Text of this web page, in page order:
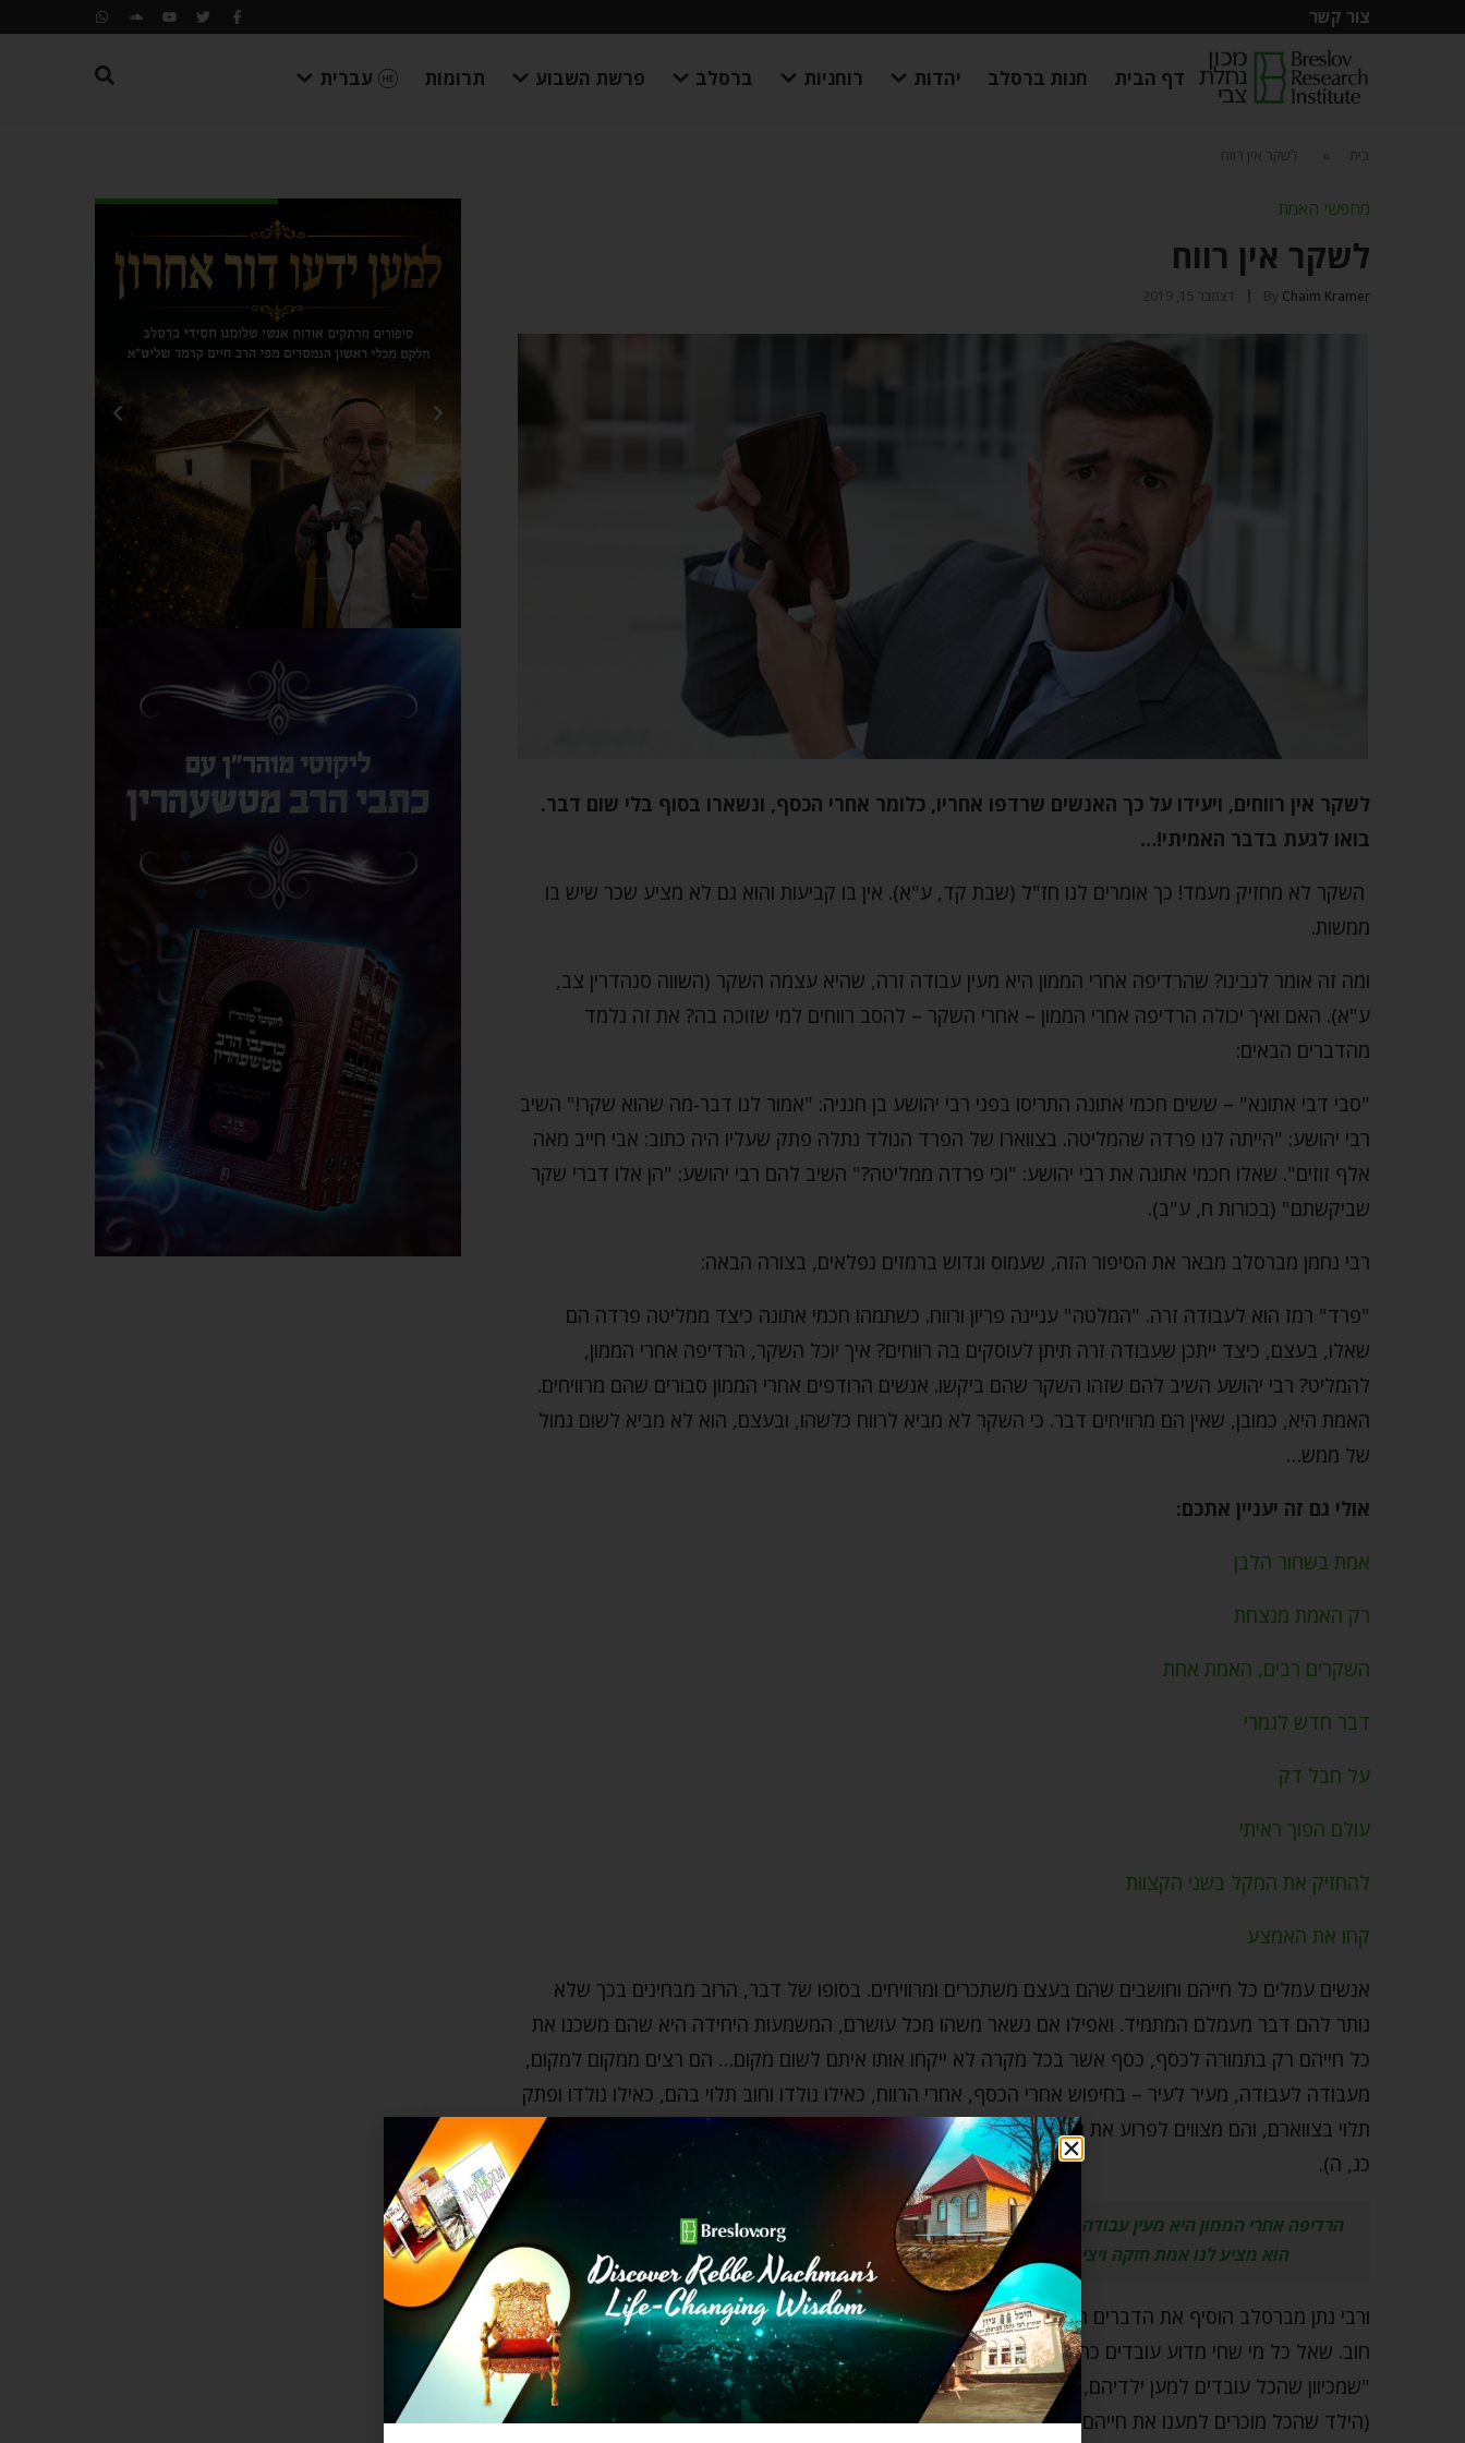
צור קשר
דף הבית חנות ברסלב יהדות רוחניות ברסלב פרשת השבוע תרומות עברית
בית לשקר אין רווח
מחפשי האמת
לשקר אין רווח
By Chaim Kramer דצמבר 15, 2019
לשקר אין רווחים, ויעידו על כך האנשים שרדפו אחריו, כלומר אחרי הכסף, ונשארו בסוף בלי שום דבר.
בואו לגעת בדבר האמיתי!…
השקר לא מחזיק מעמד! כך אומרים לנו חז"ל (שבת קד, ע"א). אין בו קביעות והוא גם לא מציע שכר שיש בו
ממשות.
ומה זה אומר לגבינו? שהרדיפה אחרי הממון היא מעין עבודה זרה, שהיא עצמה השקר (השווה סנהדרין צב,
ע"א). האם ואיך יכולה הרדיפה אחרי הממון – אחרי השקר – להסב רווחים למי שזוכה בה? את זה נלמד
מהדברים הבאים:
"סבי דבי אתונא" – ששים חכמי אתונה התריסו בפני רבי יהושע בן חנניה: "אמור לנו דבר-מה שהוא שקר!" השיב
רבי יהושע: "הייתה לנו פרדה שהמליטה. בצווארו של הפרד הנולד נתלה פתק שעליו היה כתוב: אבי חייב מאה
אלף זוזים". שאלו חכמי אתונה את רבי יהושע: "וכי פרדה ממליטה?" השיב להם רבי יהושע: "הן אלו דברי שקר
שביקשתם" (בכורות ח, ע"ב).
רבי נחמן מברסלב מבאר את הסיפור הזה, שעמוס וגדוש ברמזים נפלאים, בצורה הבאה:
"פרד" רמז הוא לעבודה זרה. "המלטה" עניינה פריון ורווח. כשתמהו חכמי אתונה כיצד ממליטה פרדה הם
שאלו, בעצם, כיצד ייתכן שעבודה זרה תיתן לעוסקים בה רווחים? איך יוכל השקר, הרדיפה אחרי הממון,
להמליט? רבי יהושע השיב להם שזהו השקר שהם ביקשו. אנשים הרודפים אחרי הממון סבורים שהם מרוויחים.
האמת היא, כמובן, שאין הם מרוויחים דבר. כי השקר לא מביא לרווח כלשהו, ובעצם, הוא לא מביא לשום גמול
של ממש…
אולי גם זה יעניין אתכם:
אמת בשחור הלבן
רק האמת מנצחת
השקרים רבים, האמת אחת
דבר חדש לגמרי
על חבל דק
עולם הפוך ראיתי
להחזיק את המקל בשני הקצוות
קחו את האמצע
אנשים עמלים כל חייהם וחושבים שהם בעצם משתכרים ומרוויחים. בסופו של דבר, הרוב מבחינים בכך שלא
נותר להם דבר מעמלם המתמיד. ואפילו אם נשאר משהו מכל עושרם, המשמעות היחידה היא שהם משכנו את
כל חייהם רק בתמורה לכסף, כסף אשר בכל מקרה לא ייקחו אותו איתם לשום מקום… הם רצים ממקום למקום,
מעבודה לעבודה, מעיר לעיר – בחיפוש אחרי הכסף, אחרי הרווח, כאילו נולדו וחוב תלוי בהם, כאילו נולדו ופתק
תלוי בצווארם, והם מצווים לפרוע את חובם. אך האמת היא, שהכל הוא שקר מראשיתו עד סופו (ליקוטי מוהר"ן
כג, ה).
הרדיפה אחרי הממון היא מעין עבודה זרה, אולם רבי נחמן מברסלב מלמד אותנו שהוא השקר הכי גדול בעולם זה,
הוא מציע לנו אמת חזקה ויציבה ומזהיר אותנו באומרו: אל תיתנו לעצמכם לטעות מהעולם הזה…
ורבי נתן מברסלב הוסיף את הדברים הבאים: נראה, כי הכל חשים בצורך להשאיר משהו לילדיהם. זה בעצמו
חוב. שאל כל מי שחי מדוע עובדים כה קשה, ויסביר לך: אני עובד למען ילדי. "היית חושב" אומר רבי נתן,
"שמכיוון שהכל עובדים למען ילדיהם, הילדים יהיו ממש נפלאים. עודני ממתין לראות את הילד הנולד ללא פגם
(הילד שהכל מוכרים למענו את חייהם)!" (רבי אליהו חיים רוזן).